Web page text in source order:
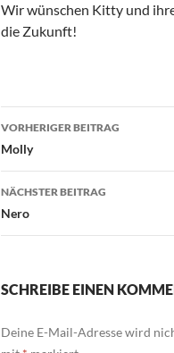
Wir wünschen Kitty und
die Zukunft!
VORHERIGER BEITRAG
Molly
NÄCHSTER BEITRAG
Nero
SCHREIBE EINEN
Deine E-Mail-Adresse wird